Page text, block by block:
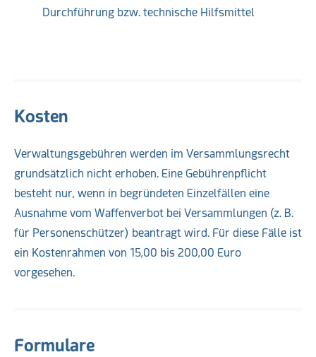
Durchführung bzw. technische Hilfsmittel
Kosten
Verwaltungsgebühren werden im Versammlungsrecht
grundsätzlich nicht erhoben. Eine Gebührenpflicht
besteht nur, wenn in begründeten Einzelfällen eine
Ausnahme vom Waffenverbot bei Versammlungen (z. B.
für Personenschützer) beantragt wird. Für diese Fälle ist
ein Kostenrahmen von 15,00 bis 200,00 Euro
vorgesehen.
Formulare